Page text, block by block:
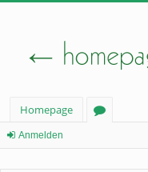
Homepage
Anmelden